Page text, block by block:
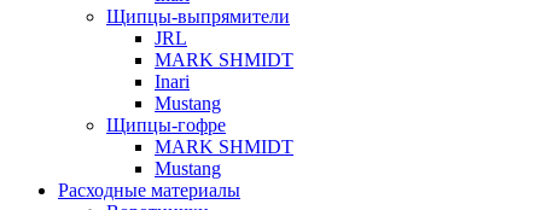
Щипцы-выпрямители
JRL
MARK SHMIDT
Inari
Mustang
Щипцы-гофре
MARK SHMIDT
Mustang
Расходные материалы